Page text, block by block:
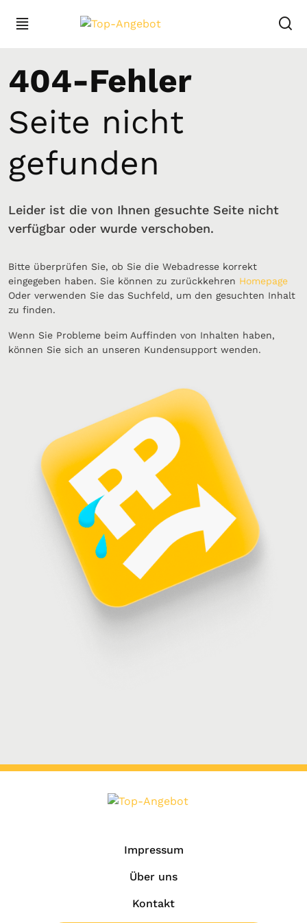
404-Fehler
Seite nicht
gefunden
Leider ist die von Ihnen gesuchte Seite nicht
verfügbar oder wurde verschoben.
Bitte überprüfen Sie, ob Sie die Webadresse korrekt
eingegeben haben. Sie können zu zurückkehren Homepage
Oder verwenden Sie das Suchfeld, um den gesuchten Inhalt
zu finden.
Wenn Sie Probleme beim Auffinden von Inhalten haben,
können Sie sich an unseren Kundensupport wenden.
Impressum
Über uns
Kontakt